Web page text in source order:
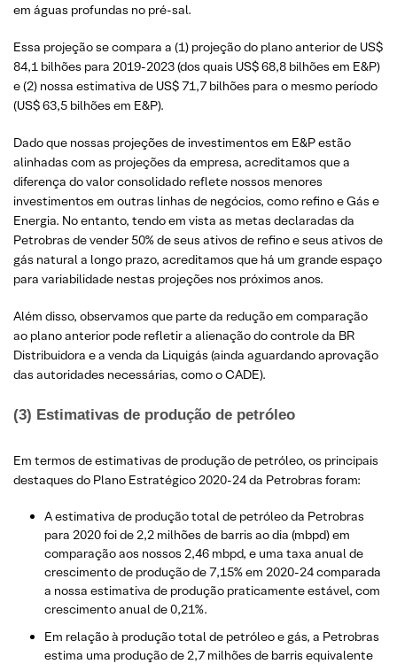
em águas profundas no pré-sal.
Essa projeção se compara a (1) projeção do plano anterior de US$
84,1 bilhões para 2019-2023 (dos quais US$ 68,8 bilhões em E&P)
e (2) nossa estimativa de US$ 71,7 bilhões para o mesmo período
(US$ 63,5 bilhões em E&P).
Dado que nossas projeções de investimentos em E&P estão
alinhadas com as projeções da empresa, acreditamos que a
diferença do valor consolidado reflete nossos menores
investimentos em outras linhas de negócios, como refino e Gás e
Energia. No entanto, tendo em vista as metas declaradas da
Petrobras de vender 50% de seus ativos de refino e seus ativos de
gás natural a longo prazo, acreditamos que há um grande espaço
para variabilidade nestas projeções nos próximos anos.
Além disso, observamos que parte da redução em comparação
ao plano anterior pode refletir a alienação do controle da BR
Distribuidora e a venda da Liquigás (ainda aguardando aprovação
das autoridades necessárias, como o CADE).
(3) Estimativas de produção de petróleo
Em termos de estimativas de produção de petróleo, os principais
destaques do Plano Estratégico 2020-24 da Petrobras foram:
A estimativa de produção total de petróleo da Petrobras
para 2020 foi de 2,2 milhões de barris ao dia (mbpd) em
comparação aos nossos 2,46 mbpd, e uma taxa anual de
crescimento de produção de 7,15% em 2020-24 comparada
a nossa estimativa de produção praticamente estável, com
crescimento anual de 0,21%.
Em relação à produção total de petróleo e gás, a Petrobras
estima uma produção de 2,7 milhões de barris equivalente